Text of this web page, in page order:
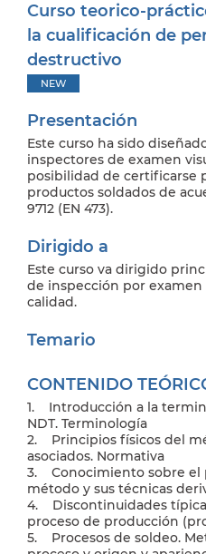
Curso teorico-
la cualificación de
destructivo
NEW
Presentación
Este curso ha sido
inspectores de examen
posibilidad de certificarse
productos soldados de
9712 (EN 473).
Dirigido a
Este curso va dirigido
de inspección por examen
calidad.
Temario
CONTENIDO
1. Introducción a la
NDT. Terminología
2. Principios físicos del
asociados. Normativa
3. Conocimiento sobre el
método y sus técnicas
4. Discontinuidades
proceso de producción
5. Procesos de soldeo.